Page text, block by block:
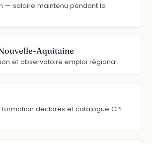
— salaire maintenu pendant la
Aquitaine
et observatoire emploi régional.
déclarés et catalogue CPF